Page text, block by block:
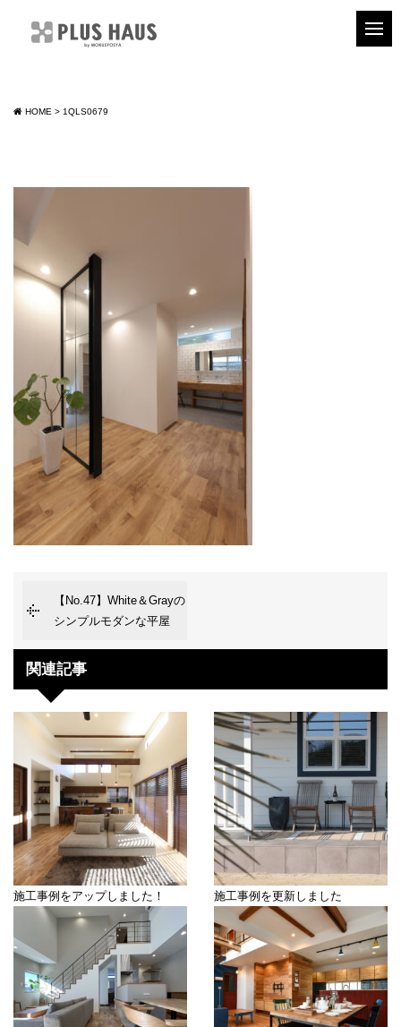
HOME > 1QLS0679
【No.47】White＆Grayの
シンプルモダンな平屋
関連記事
施工事例をアップしました！ 施工事例を更新しました